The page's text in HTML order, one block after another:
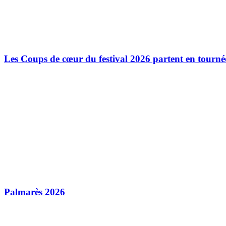
Les Coups de cœur du festival 2026 partent en
Palmarès 2026